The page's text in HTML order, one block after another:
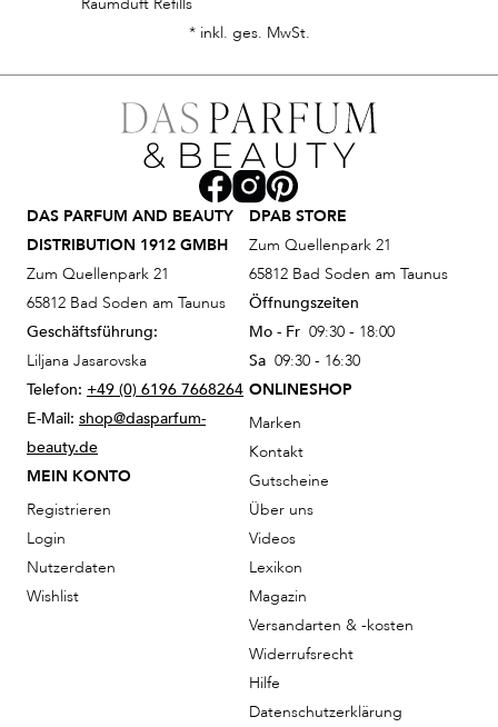
* inkl. ges. MwSt.
DAS PARFUM AND BEAUTY
DISTRIBUTION 1912 GMBH
Zum Quellenpark 21
65812 Bad Soden am Taunus
Geschäftsführung:
Liljana Jasarovska
Telefon: +49 (0) 6196 7668264
E-Mail: shop@dasparfum-
beauty.de
MEIN KONTO
Registrieren
Login
Nutzerdaten
Wishlist
DPAB STORE
Zum Quellenpark 21
65812 Bad Soden am Taunus
Öffnungszeiten
Mo - Fr 09:30 - 18:00
Sa 09:30 - 16:30
ONLINESHOP
Marken
Kontakt
Gutscheine
Über uns
Videos
Lexikon
Magazin
Versandarten & -kosten
Widerrufsrecht
Hilfe
Datenschutzerklärung